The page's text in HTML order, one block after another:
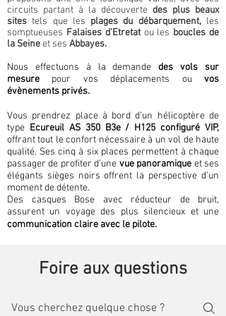
circuits partant à la découverte des plus beaux
sites tels que les plages du débarquement,les
somptueuses Falaises d’Etretatou les boucles de
la Seineet ses Abbayes.
Nous effectuons à la demandedes vols sur
mesure pour vos déplacements ou vos
évènements privés.
Vous prendrez place à bord d’un hélicoptère de
type Ecureuil AS 350 B3e / H125 configuré VIP,
offrant tout le confort nécessaire à un vol de haute
qualité. Ses cinq à six places permettent à chaque
passager de profiter d’une vue panoramique et ses
élégants sièges noirs offrent la perspective d’un
moment de détente.
Des casques Bose avec réducteur de bruit,
assurent un voyage des plus silencieux et une
communication claire avec le pilote.
Foire aux questions